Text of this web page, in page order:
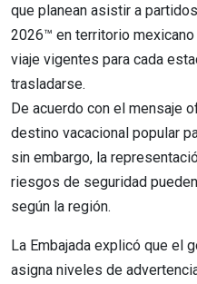
que planean asistir a
2026™ en territorio
viaje vigentes para cada
trasladarse.
De acuerdo con el mensaje
destino vacacional popular
sin embargo, la
riesgos de seguridad
según la región.
La Embajada explicó que el
asigna niveles de